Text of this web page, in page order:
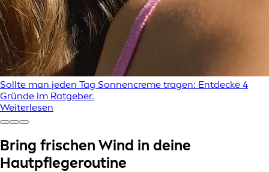
Sollte man jeden Tag Sonnencreme tragen: Entdecke 4
Gründe im Ratgeber.
Weiterlesen
Bring frischen Wind in deine
Hautpflegeroutine